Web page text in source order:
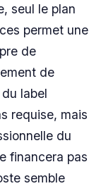
seul le plan
permet une
de
de
label
requise, mais
du
financera pas
semble